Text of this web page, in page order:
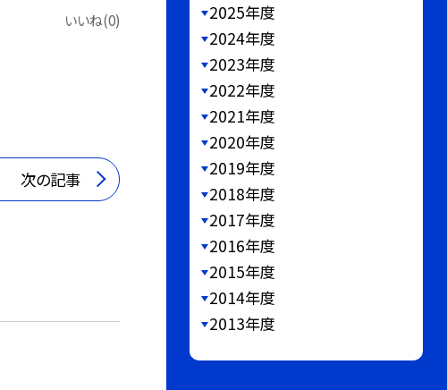
いいね(0)
次の記事
2025年度
2024年度
2023年度
2022年度
2021年度
2020年度
2019年度
2018年度
2017年度
2016年度
2015年度
2014年度
2013年度